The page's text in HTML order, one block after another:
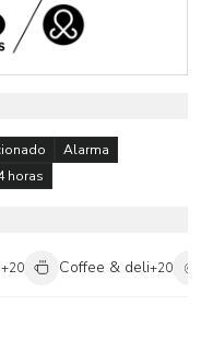
Alarma
horas
+20 Coffee & deli+20